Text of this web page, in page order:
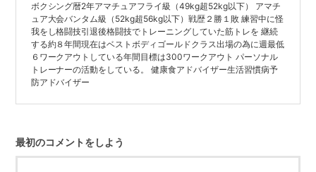
ボクシング暦2年アマチュアフライ級（49kg超52kg以下） アマチ
ュア大会バンタム級（52kg超56kg以下）戦歴２勝１敗 練習中に怪
我をし格闘技引退後格闘技でトレーニングしていた筋トレを 継続
する約８年間現在はベストボディゴールドクラス出場の為に週最低
６ワークアウトしている年間目標は300ワークアウト パーソナル
トレーナーの活動をしている。 健康食アドバイザー生活習慣病予
防アドバイザー
最初のコメントをしよう